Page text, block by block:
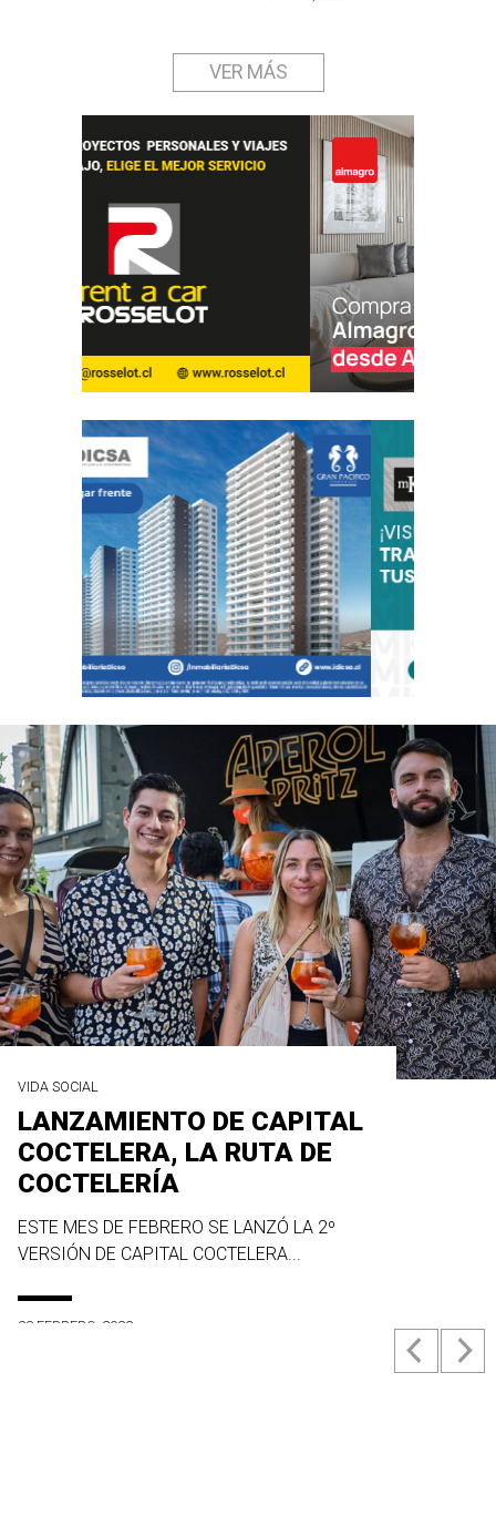
VER MÁS
VIDA SOCIAL
LANZAMIENTO DE CAPITAL
COCTELERA, LA RUTA DE
COCTELERÍA
ESTE MES DE FEBRERO SE LANZÓ LA 2º
VERSIÓN DE CAPITAL COCTELERA...
23 FEBRERO, 2022